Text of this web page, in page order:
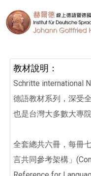
教材說明：
Schritte international
德語教材系列，深受
也是台灣大多數大專
全套總共六冊，每冊
言共同參考架構」